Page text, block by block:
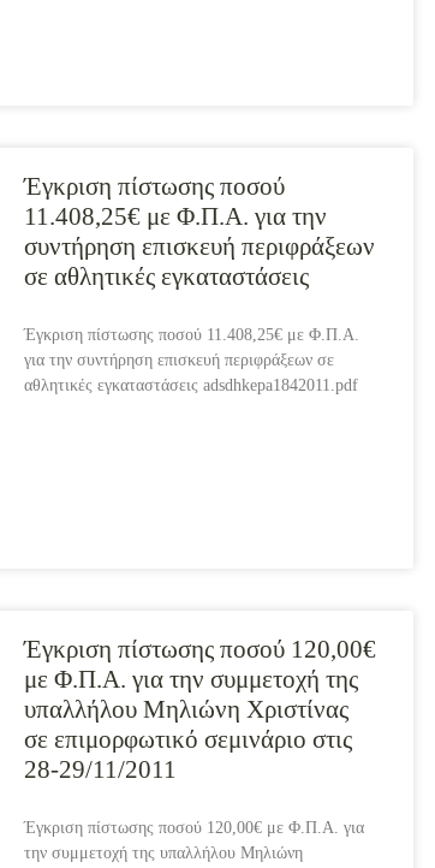
Έγκριση πίστωσης ποσού
11.408,25€ με Φ.Π.Α. για την
συντήρηση επισκευή περιφράξεων
σε αθλητικές εγκαταστάσεις
Έγκριση πίστωσης ποσού 11.408,25€ με Φ.Π.Α.
για την συντήρηση επισκευή περιφράξεων σε
αθλητικές εγκαταστάσεις adsdhkepa1842011.pdf
Έγκριση πίστωσης ποσού 120,00€
με Φ.Π.Α. για την συμμετοχή της
υπαλλήλου Μηλιώνη Χριστίνας
σε επιμορφωτικό σεμινάριο στις
28-29/11/2011
Έγκριση πίστωσης ποσού 120,00€ με Φ.Π.Α. για
την συμμετοχή της υπαλλήλου Μηλιώνη